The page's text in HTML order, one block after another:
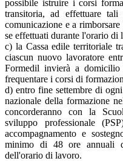
possibile istruire i corsi
transitoria, ad effettuare
comunicazione e a
se effettuati durante l'orario di
c) la Cassa edile territoriale
ciascun nuovo lavoratore
Formedil invierà a
frequentare i corsi di
d) entro fine settembre di
nazionale della formazione
concorderanno con la
sviluppo professionale
accompagnamento e
minimo di 48 ore annuali
dell'orario di lavoro.